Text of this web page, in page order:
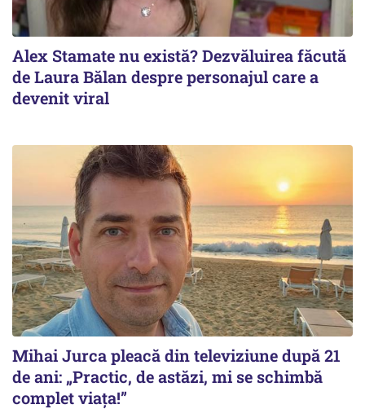
Alex Stamate nu există? Dezvăluirea făcută
de Laura Bălan despre personajul care a
devenit viral
Mihai Jurca pleacă din televiziune după 21
de ani: „Practic, de astăzi, mi se schimbă
complet viața!”